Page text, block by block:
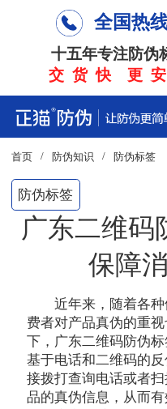
全国热
十五年专注防伪
交 货 快 更
首页 / 防伪知识 / 防伪标签
防伪标签
广东二维码
保障
近年来，随着各
费者对产品真伪的重
下，广东二维码防伪
基于电话和二维码的
接拨打查询电话或者
品的真伪信息，从而有